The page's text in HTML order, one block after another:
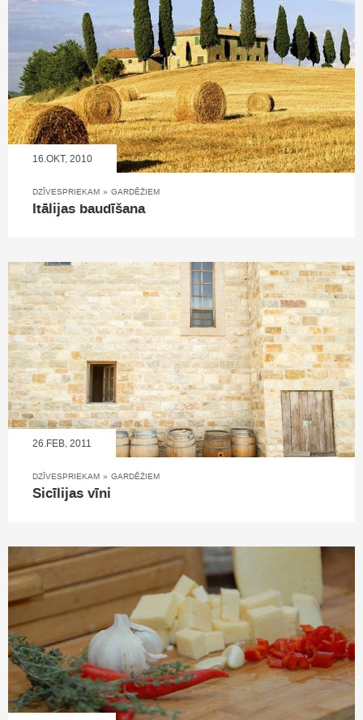
16.OKT, 2010
DZĪVESPRIEKAM » GARDĒŽIEM
Itālijas baudīšana
26.FEB, 2011
DZĪVESPRIEKAM » GARDĒŽIEM
Sicīlijas vīni